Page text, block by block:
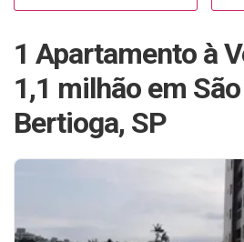
1 Apartamento à
1,1 milhão em
Bertioga, SP